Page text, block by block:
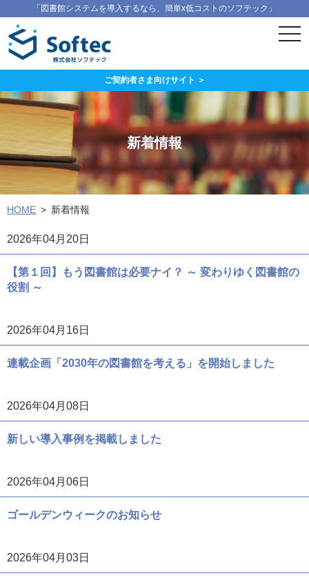
「図書館システムを導入するなら、簡単x低コストのソフテック」
ご契約者さま向けサイト ＞
新着情報
HOME 新着情報
2026年04月20日
【第１回】もう図書館は必要ナイ？ ～ 変わりゆく図書館の
役割 ～
2026年04月16日
連載企画「2030年の図書館を考える」を開始しました
2026年04月08日
新しい導入事例を掲載しました
2026年04月06日
ゴールデンウィークのお知らせ
2026年04月03日
ス
マ
ニ
ュ
ー